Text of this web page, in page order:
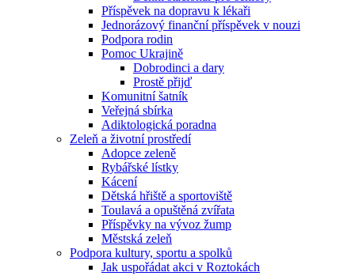
Příspěvek na dopravu k lékaři
Jednorázový finanční příspěvek v nouzi
Podpora rodin
Pomoc Ukrajině
Dobrodinci a dary
Prostě přijď
Komunitní šatník
Veřejná sbírka
Adiktologická poradna
Zeleň a životní prostředí
Adopce zeleně
Rybářské lístky
Kácení
Dětská hřiště a sportoviště
Toulavá a opuštěná zvířata
Příspěvky na vývoz žump
Městská zeleň
Podpora kultury, sportu a spolků
Jak uspořádat akci v Roztokách